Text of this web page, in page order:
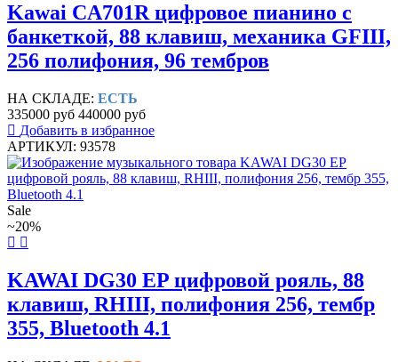
Kawai CA701R цифровое пианино с
банкеткой, 88 клавиш, механика GFIII,
256 полифония, 96 тембров
НА СКЛАДЕ: ЕСТЬ
335000 руб 440000 руб
Добавить в избранное
АРТИКУЛ: 93578
Sale
~20%
KAWAI DG30 EP цифровой рояль, 88
клавиш, RHIII, полифония 256, тембр
355, Bluetooth 4.1